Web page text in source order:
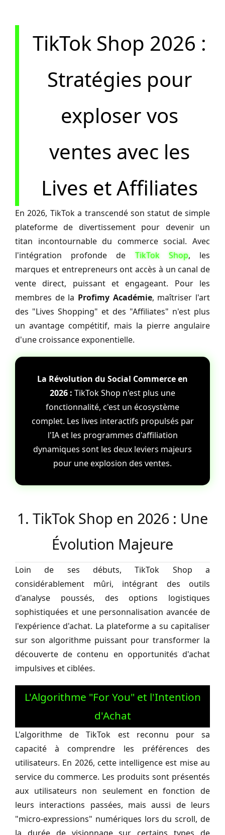
TikTok Shop 2026 :
Stratégies pour
exploser vos
ventes avec les
Lives et Affiliates
En 2026, TikTok a transcendé son statut de simple
plateforme de divertissement pour devenir un
titan incontournable du commerce social. Avec
l'intégration profonde de TikTok Shop, les
marques et entrepreneurs ont accès à un canal de
vente direct, puissant et engageant. Pour les
membres de la Profimy Académie, maîtriser l'art
des "Lives Shopping" et des "Affiliates" n'est plus
un avantage compétitif, mais la pierre angulaire
d'une croissance exponentielle.
La Révolution du Social Commerce en
2026 : TikTok Shop n'est plus une
fonctionnalité, c'est un écosystème
complet. Les lives interactifs propulsés par
l'IA et les programmes d'affiliation
dynamiques sont les deux leviers majeurs
pour une explosion des ventes.
1. TikTok Shop en 2026 : Une
Évolution Majeure
Loin de ses débuts, TikTok Shop a
considérablement mûri, intégrant des outils
d'analyse poussés, des options logistiques
sophistiquées et une personnalisation avancée de
l'expérience d'achat. La plateforme a su capitaliser
sur son algorithme puissant pour transformer la
découverte de contenu en opportunités d'achat
impulsives et ciblées.
L'Algorithme "For You" et l'Intention
d'Achat
L'algorithme de TikTok est reconnu pour sa
capacité à comprendre les préférences des
utilisateurs. En 2026, cette intelligence est mise au
service du commerce. Les produits sont présentés
aux utilisateurs non seulement en fonction de
leurs interactions passées, mais aussi de leurs
"micro-expressions" numériques lors du scroll, de